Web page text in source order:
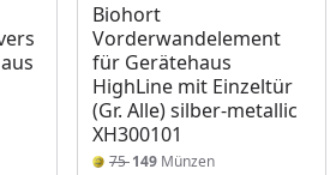
Biohort
Vorderwandelement
für Gerätehaus
HighLine mit Einzeltür
(Gr. Alle) silber-metallic
XH300101
75149Münzen